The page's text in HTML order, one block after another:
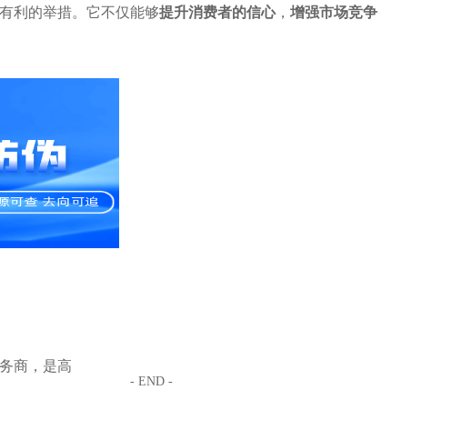
利的举措。它不仅能够提升消费者的信心， 增强市场竞争
商，是高
- END -